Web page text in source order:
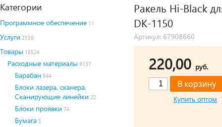
Категории
Программное обеспечение 11
Услуги 2530
Товары 16524
Расходные материалы 9137
Барабан 544
Блоки лазера, сканера,
Сканирующие линейки 22
Блоки проявки 74
Бумага 5
Ракель Hi-Black
DK-1150
Артикул: 67908660
220,00 руб.
Купить оптом